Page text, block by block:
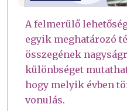
A felmerülő
egyik meghatározó
összegének
különbséget
hogy melyik évben
vonulás.